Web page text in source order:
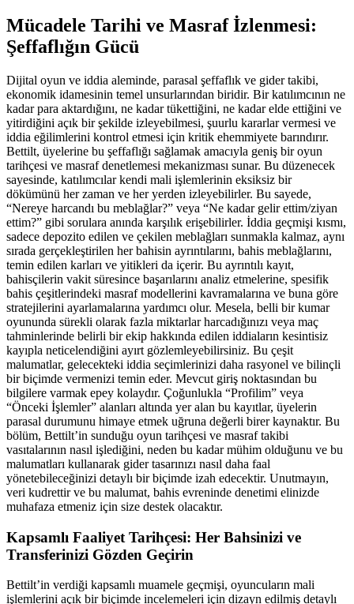
Mücadele Tarihi ve Masraf İzlenmesi:
Şeffaflığın Gücü
Dijital oyun ve iddia aleminde, parasal şeffaflık ve gider takibi,
ekonomik idamesinin temel unsurlarından biridir. Bir katılımcının ne
kadar para aktardığını, ne kadar tükettiğini, ne kadar elde ettiğini ve
yitirdiğini açık bir şekilde izleyebilmesi, şuurlu kararlar vermesi ve
iddia eğilimlerini kontrol etmesi için kritik ehemmiyete barındırır.
Bettilt, üyelerine bu şeffaflığı sağlamak amacıyla geniş bir oyun
tarihçesi ve masraf denetlemesi mekanizması sunar. Bu düzenecek
sayesinde, katılımcılar kendi mali işlemlerinin eksiksiz bir
dökümünü her zaman ve her yerden izleyebilirler. Bu sayede,
“Nereye harcandı bu meblağlar?” veya “Ne kadar gelir ettim/ziyan
ettim?” gibi sorulara anında karşılık erişebilirler. İddia geçmişi kısmı,
sadece depozito edilen ve çekilen meblağları sunmakla kalmaz, aynı
sırada gerçekleştirilen her bahisin ayrıntılarını, bahis meblağlarını,
temin edilen karları ve yitikleri da içerir. Bu ayrıntılı kayıt,
bahisçilerin vakit süresince başarılarını analiz etmelerine, spesifik
bahis çeşitlerindeki masraf modellerini kavramalarına ve buna göre
stratejilerini ayarlamalarına yardımcı olur. Mesela, belli bir kumar
oyununda sürekli olarak fazla miktarlar harcadığınızı veya maç
tahminlerinde belirli bir ekip hakkında edilen iddiaların kesintisiz
kayıpla neticelendiğini ayırt gözlemleyebilirsiniz. Bu çeşit
malumatlar, gelecekteki iddia seçimlerinizi daha rasyonel ve bilinçli
bir biçimde vermenizi temin eder. Mevcut giriş noktasından bu
bilgilere varmak epey kolaydır. Çoğunlukla “Profilim” veya
“Önceki İşlemler” alanları altında yer alan bu kayıtlar, üyelerin
parasal durumunu himaye etmek uğruna değerli birer kaynaktır. Bu
bölüm, Bettilt’in sunduğu oyun tarihçesi ve masraf takibi
vasıtalarının nasıl işlediğini, neden bu kadar mühim olduğunu ve bu
malumatları kullanarak gider tasarınızı nasıl daha faal
yönetebileceğinizi detaylı bir biçimde izah edecektir. Unutmayın,
veri kudrettir ve bu malumat, bahis evreninde denetimi elinizde
muhafaza etmeniz için size destek olacaktır.
Kapsamlı Faaliyet Tarihçesi: Her Bahsinizi ve
Transferinizi Gözden Geçirin
Bettilt’in verdiği kapsamlı muamele geçmişi, oyuncuların mali
işlemlerini açık bir biçimde incelemeleri için dizayn edilmiş detaylı